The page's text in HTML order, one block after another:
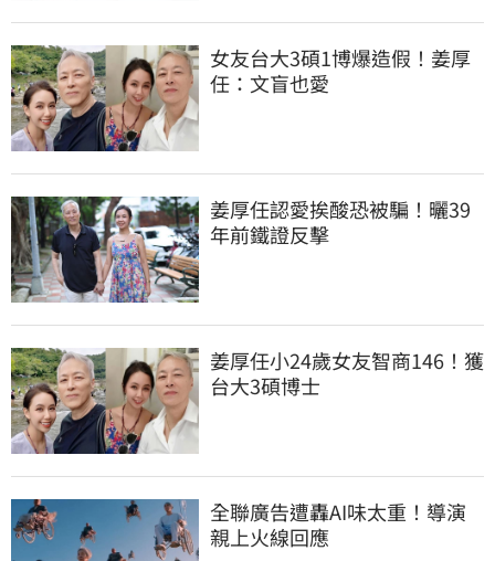
女友台大3碩1博爆造假！姜厚
任：文盲也愛
姜厚任認愛挨酸恐被騙！曬39
年前鐵證反擊
姜厚任小24歲女友智商146！獲
台大3碩博士
全聯廣告遭轟AI味太重！導演
親上火線回應